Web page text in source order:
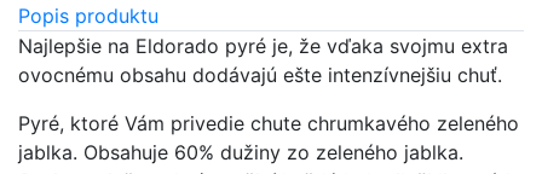
Popis produktu
Najlepšie na Eldorado pyré je, že vďaka svojmu extra
ovocnému obsahu dodávajú ešte intenzívnejšiu chuť.
Pyré, ktoré Vám privedie chute chrumkavého zeleného
jablka. Obsahuje 60% dužiny zo zeleného jablka.